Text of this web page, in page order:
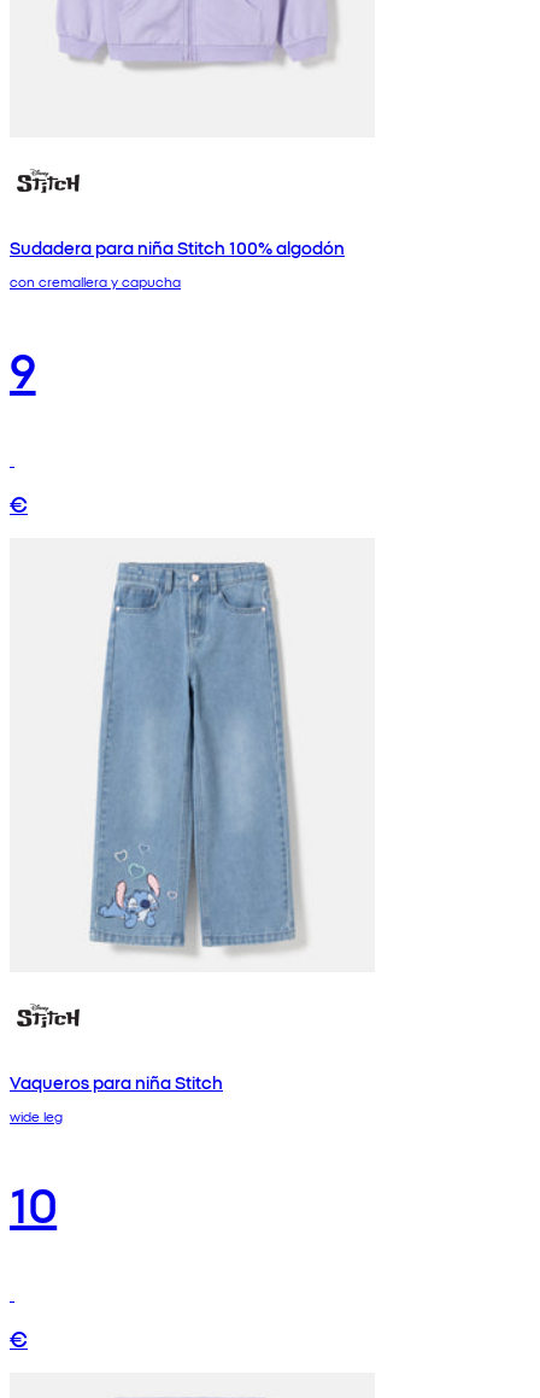
Sudadera para niña Stitch 100% algodón
con cremallera y capucha
9
€
Vaqueros para niña Stitch
wide leg
10
€